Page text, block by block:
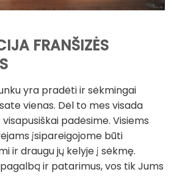
FRANŠIZĖS
yra pradėti ir sėkmingai
vienas. Dėl to mes visada
padėsime. Visiems
įsipareigojome būti
ir draugu jų kelyje į sėkmę.
ir patarimus, vos tik Jums